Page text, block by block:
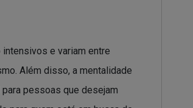
e variam entre
Além disso, a mentalidade
pessoas que desejam